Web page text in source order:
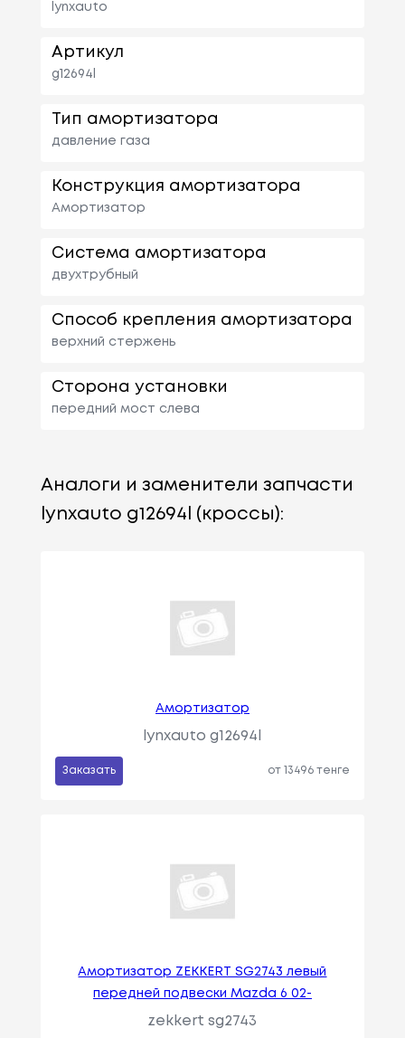
lynxauto
Артикул
g12694l
Тип амортизатора
давление газа
Конструкция амортизатора
Амортизатор
Система амортизатора
двухтрубный
Способ крепления амортизатора
верхний стержень
Сторона установки
передний мост слева
Аналоги и заменители запчасти
lynxauto g12694l (кроссы):
Амортизатор
lynxauto g12694l
Заказать от 13496 тенге
Амортизатор ZEKKERT SG2743 левый
передней подвески Mazda 6 02-
zekkert sg2743